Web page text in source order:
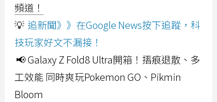
頻道！
💡 追新聞》》在Google News按下追蹤，科
技玩家好文不漏接！
📢 Galaxy Z Fold8 Ultra開箱！摺痕退散、多
工效能 同時爽玩Pokemon GO、Pikmin
Bloom